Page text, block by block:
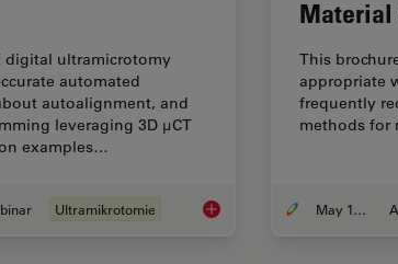
Cells of Interest in a Block-face
digital ultramicrotomy
automated
autoalignment, and
leveraging 3D µCT
examples…
Ultramikrotomie Improve Your Ultramicrotomy
Material
This
appropriate
frequently
methods for
May 19, 2024